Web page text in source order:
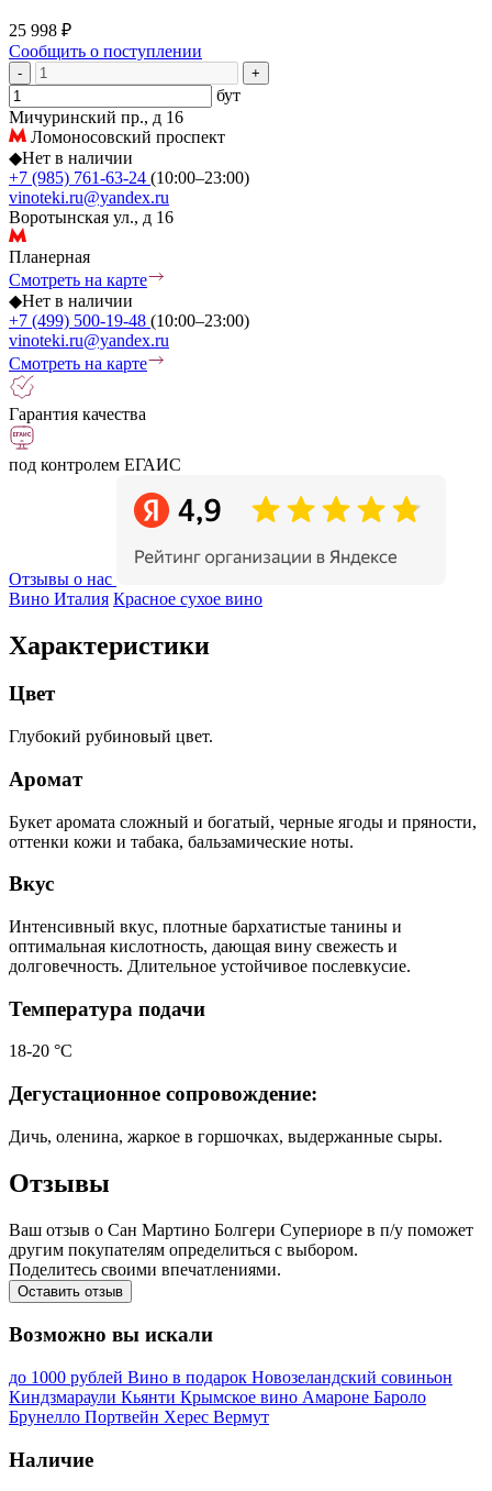
25 998 ₽
Сообщить о поступлении
- +
бут
Мичуринский пр., д 16
Ломоносовский проспект
◆Нет в наличии
+7 (985) 761-63-24 (10:00–23:00)
vinoteki.ru@yandex.ru
Воротынская ул., д 16
Планерная
Смотреть на карте
◆Нет в наличии
+7 (499) 500-19-48 (10:00–23:00)
vinoteki.ru@yandex.ru
Смотреть на карте
Гарантия качества
под контролем ЕГАИС
Отзывы о нас
Вино Италия Красное сухое вино
Характеристики
Цвет
Глубокий рубиновый цвет.
Аромат
Букет аромата сложный и богатый, черные ягоды и пряности,
оттенки кожи и табака, бальзамические ноты.
Вкус
Интенсивный вкус, плотные бархатистые танины и
оптимальная кислотность, дающая вину свежесть и
долговечность. Длительное устойчивое послевкусие.
Температура подачи
18-20 °С
Дегустационное сопровождение:
Дичь, оленина, жаркое в горшочках, выдержанные сыры.
Отзывы
Ваш отзыв о Сан Мартино Болгери Супериоре в п/у поможет
другим покупателям определиться с выбором.
Поделитесь своими впечатлениями.
Оставить отзыв
Возможно вы искали
до 1000 рублей Вино в подарок Новозеландский совиньон
Киндзмараули Кьянти Крымское вино Амароне Бароло
Брунелло Портвейн Херес Вермут
Наличие